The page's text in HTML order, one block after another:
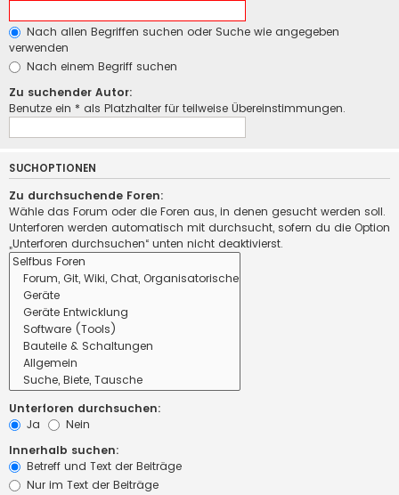
Nach allen Begriffen suchen oder Suche wie angegeben
verwenden
Nach einem Begriff suchen
Zu suchender Autor:
Benutze ein * als Platzhalter für teilweise Übereinstimmungen.
SUCHOPTIONEN
Zu durchsuchende Foren:
Wähle das Forum oder die Foren aus, in denen gesucht werden soll.
Unterforen werden automatisch mit durchsucht, sofern du die Option
„Unterforen durchsuchen“ unten nicht deaktivierst.
Unterforen durchsuchen:
Ja
Nein
Innerhalb suchen:
Betreff und Text der Beiträge
Nur im Text der Beiträge